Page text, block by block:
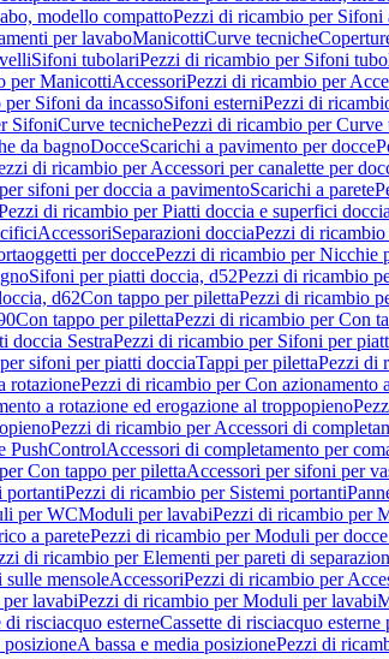
modello compattoPezzi di ricambio per Sifoni
per lavaboManicottiCurve tecniche
Sifoni tubolariPezzi di ricambio per Sifoni
per ManicottiAccessoriPezzi di ricambio per
Sifoni da incassoSifoni esterniPezzi di
SifoniCurve tecnichePezzi di ricambio per Curve
da bagnoDocceScarichi a pavimento per docce
di ricambio per Accessori per canalette per
sifoni per doccia a pavimentoScarichi a parete
di ricambio per Piatti doccia e superfici doccia
AccessoriSeparazioni docciaPezzi di
per doccePezzi di ricambio per Nicchie
Sifoni per piatti doccia, d52Pezzi di ricambio
d62Con tappo per pilettaPezzi di ricambio
Con tappo per pilettaPezzi di ricambio per Con
doccia SestraPezzi di ricambio per Sifoni per
sifoni per piatti docciaTappi per pilettaPezzi di
rotazionePezzi di ricambio per Con azionamento
a rotazione ed erogazione al troppopieno
Pezzi di ricambio per Accessori di
PushControlAccessori di completamento per
Con tappo per pilettaAccessori per sifoni per
portantiPezzi di ricambio per Sistemi portanti
per WCModuli per lavabiPezzi di ricambio per
a paretePezzi di ricambio per Moduli per
di ricambio per Elementi per pareti di
mensoleAccessoriPezzi di ricambio per
lavabiPezzi di ricambio per Moduli per lavabi
di risciacquo esterneCassette di risciacquo
A bassa e media posizionePezzi di